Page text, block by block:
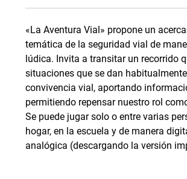
«La Aventura Vial» propone un
temática de la seguridad vial de
lúdica. Invita a transitar un recorrido
situaciones que se dan
convivencia vial, aportando
permitiendo repensar nuestro rol
Se puede jugar solo o entre varias
hogar, en la escuela y de manera
analógica (descargando la versión